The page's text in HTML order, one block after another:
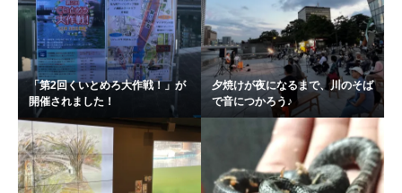
「第2回くいとめろ大作戦！」が
開催されました！
夕焼けが夜になるまで、川のそば
で音につかろう♪